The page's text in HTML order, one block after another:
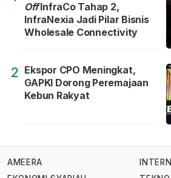
OffInfraCo Tahap 2,
InfraNexia Jadi Pilar Bisnis
Wholesale Connectivity
2 Ekspor CPO Meningkat,
GAPKI Dorong Peremajaan
Kebun Rakyat
AMEERA